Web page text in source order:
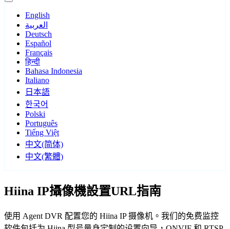
English
العربية
Deutsch
Español
Français
हिन्दी
Bahasa Indonesia
Italiano
日本語
한국어
Polski
Português
Tiếng Việt
中文(简体)
中文(繁體)
Hiina IP攝像機設置URL指南
使用 Agent DVR 配置您的 Hiina IP 摄像机。我们的免费监控